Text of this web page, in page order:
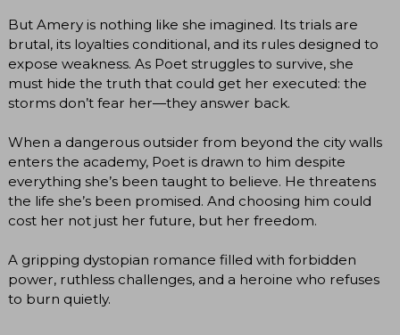
But Amery is nothing like she imagined. Its trials are
brutal, its loyalties conditional, and its rules designed to
expose weakness. As Poet struggles to survive, she
must hide the truth that could get her executed: the
storms don’t fear her―they answer back.
When a dangerous outsider from beyond the city walls
enters the academy, Poet is drawn to him despite
everything she’s been taught to believe. He threatens
the life she’s been promised. And choosing him could
cost her not just her future, but her freedom.
A gripping dystopian romance filled with forbidden
power, ruthless challenges, and a heroine who refuses
to burn quietly.